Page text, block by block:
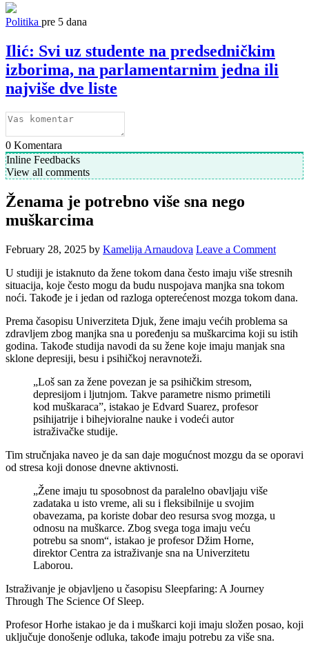
Politika pre 5 dana
Ilić: Svi uz studente na predsedničkim
izborima, na parlamentarnim jedna ili
najviše dve liste
0 Komentara
Inline Feedbacks
View all comments
Ženama je potrebno više sna nego
muškarcima
February 28, 2025 by Kamelija Arnaudova Leave a Comment
U studiji je istaknuto da žene tokom dana često imaju više stresnih
situacija, koje često mogu da budu nuspojava manjka sna tokom
noći. Takođe je i jedan od razloga opterećenost mozga tokom dana.
Prema časopisu Univerziteta Djuk, žene imaju većih problema sa
zdravljem zbog manjka sna u poređenju sa muškarcima koji su istih
godina. Takođe studija navodi da su žene koje imaju manjak sna
sklone depresiji, besu i psihičkoj neravnoteži.
„Loš san za žene povezan je sa psihičkim stresom,
depresijom i ljutnjom. Takve parametre nismo primetili
kod muškaraca”, istakao je Edvard Suarez, profesor
psihijatrije i bihejvioralne nauke i vodeći autor
istraživačke studije.
Tim stručnjaka naveo je da san daje mogućnost mozgu da se oporavi
od stresa koji donose dnevne aktivnosti.
„Žene imaju tu sposobnost da paralelno obavljaju više
zadataka u isto vreme, ali su i fleksibilnije u svojim
obavezama, pa koriste dobar deo resursa svog mozga, u
odnosu na muškarce. Zbog svega toga imaju veću
potrebu sa snom“, istakao je profesor Džim Horne,
direktor Centra za istraživanje sna na Univerzitetu
Laborou.
Istraživanje je objavljeno u časopisu Sleepfaring: A Journey
Through The Science Of Sleep.
Profesor Horhe istakao je da i muškarci koji imaju složen posao, koji
uključuje donošenje odluka, takođe imaju potrebu za više sna.